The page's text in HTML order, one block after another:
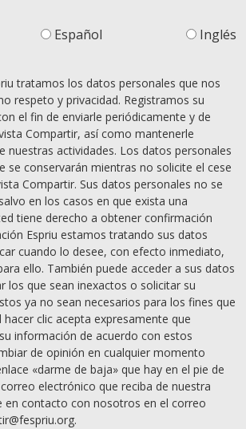
Español Inglés
tratamos los datos personales que nos
respeto y privacidad. Registramos su
el fin de enviarle periódicamente y de
Compartir, así como mantenerle
nuestras actividades. Los datos personales
se conservarán mientras no solicite el cese
Compartir. Sus datos personales no se
en los casos en que exista una
tiene derecho a obtener confirmación
Espriu estamos tratando sus datos
cuando lo desee, con efecto inmediato,
ello. También puede acceder a sus datos
los que sean inexactos o solicitar su
ya no sean necesarios para los fines que
clic acepta expresamente que
información de acuerdo con estos
de opinión en cualquier momento
«darme de baja» que hay en el pie de
electrónico que reciba de nuestra
en contacto con nosotros en el correo